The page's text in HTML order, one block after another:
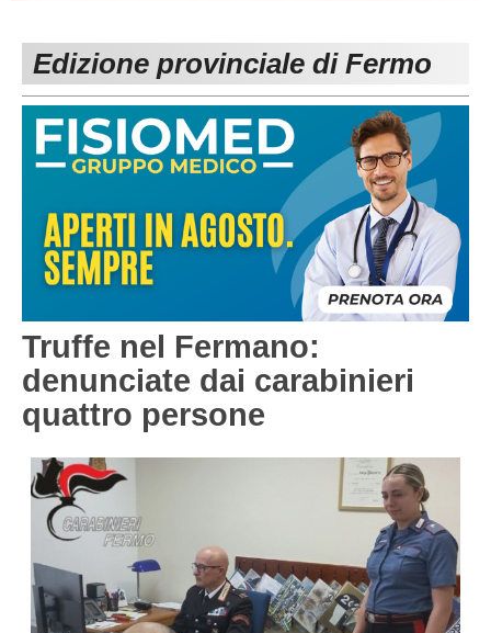
Carica la tua Rosa
1^ CATEGORIA
2^ CATEGORIA
3^ CATEGORIA
Edizione provinciale di Fermo
Truffe nel Fermano:
denunciate dai carabinieri
quattro persone